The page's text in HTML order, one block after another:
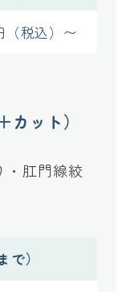
（税込）〜
カット）
肛門線絞
）